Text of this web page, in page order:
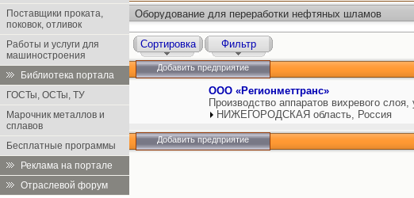
Поставщики проката,
поковок, отливок
Работы и услуги для
машиностроения
Библиотека портала
ГОСТы, ОСТы, ТУ
Марочник металлов и
сплавов
Бесплатные программы
Реклама на портале
Отраслевой форум
Оборудование для переработки нефтяных шламов
Сортировка Фильтр
Добавить предприятие
ООО «Регионметтранс»
Производство аппаратов вихревого
НИЖЕГОРОДСКАЯ область, Россия
Добавить предприятие